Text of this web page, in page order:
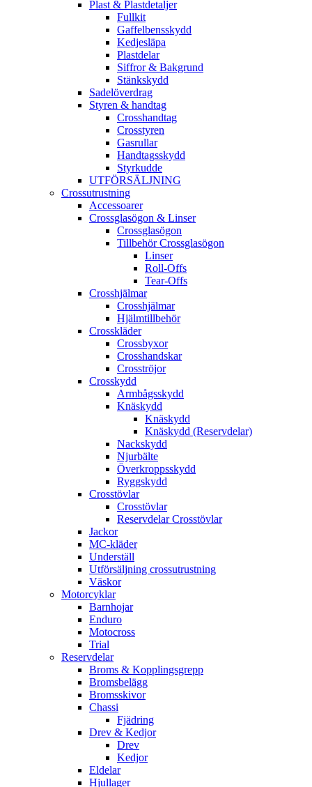
Plast & Plastdetaljer
Fullkit
Gaffelbensskydd
Kedjesläpa
Plastdelar
Siffror & Bakgrund
Stänkskydd
Sadelöverdrag
Styren & handtag
Crosshandtag
Crosstyren
Gasrullar
Handtagsskydd
Styrkudde
UTFÖRSÄLJNING
Crossutrustning
Accessoarer
Crossglasögon & Linser
Crossglasögon
Tillbehör Crossglasögon
Linser
Roll-Offs
Tear-Offs
Crosshjälmar
Crosshjälmar
Hjälmtillbehör
Crosskläder
Crossbyxor
Crosshandskar
Crosströjor
Crosskydd
Armbågsskydd
Knäskydd
Knäskydd
Knäskydd (Reservdelar)
Nackskydd
Njurbälte
Överkroppsskydd
Ryggskydd
Crosstövlar
Crosstövlar
Reservdelar Crosstövlar
Jackor
MC-kläder
Underställ
Utförsäljning crossutrustning
Väskor
Motorcyklar
Barnhojar
Enduro
Motocross
Trial
Reservdelar
Broms & Kopplingsgrepp
Bromsbelägg
Bromsskivor
Chassi
Fjädring
Drev & Kedjor
Drev
Kedjor
Eldelar
Hjullager